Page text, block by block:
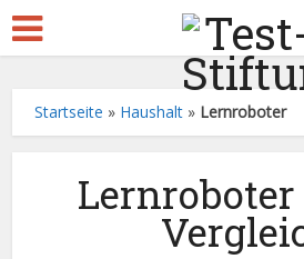
Startseite » Haushalt » Lernroboter
Lernroboter